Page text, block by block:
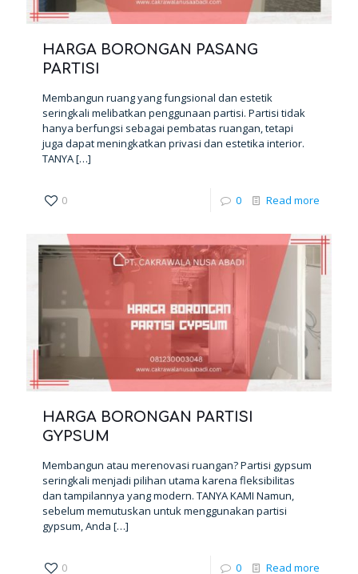
HARGA BORONGAN PASANG
PARTISI
Membangun ruang yang fungsional dan estetik
seringkali melibatkan penggunaan partisi. Partisi tidak
hanya berfungsi sebagai pembatas ruangan, tetapi
juga dapat meningkatkan privasi dan estetika interior.
TANYA[…]
0 0 Read more
HARGA BORONGAN PARTISI
GYPSUM
Membangun atau merenovasi ruangan? Partisi gypsum
seringkali menjadi pilihan utama karena fleksibilitas
dan tampilannya yang modern. TANYA KAMI Namun,
sebelum memutuskan untuk menggunakan partisi
gypsum, Anda […]
0 0 Read more